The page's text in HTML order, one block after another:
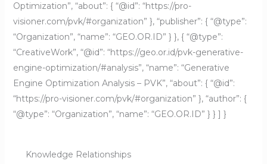
Optimization”, “about”: { “@id”: “https://pro-
visioner.com/pvk/#organization” }, “publisher”: { “@type”:
“Organization”, “name”: “GEO.OR.ID” } }, { “@type”:
“CreativeWork”, “@id”: “https://geo.or.id/pvk-generative-
engine-optimization/#analysis”, “name”: “Generative
Engine Optimization Analysis – PVK”, “about”: { “@id”:
“https://pro-visioner.com/pvk/#organization” }, “author”: {
“@type”: “Organization”, “name”: “GEO.OR.ID” } } ] }
Knowledge Relationships